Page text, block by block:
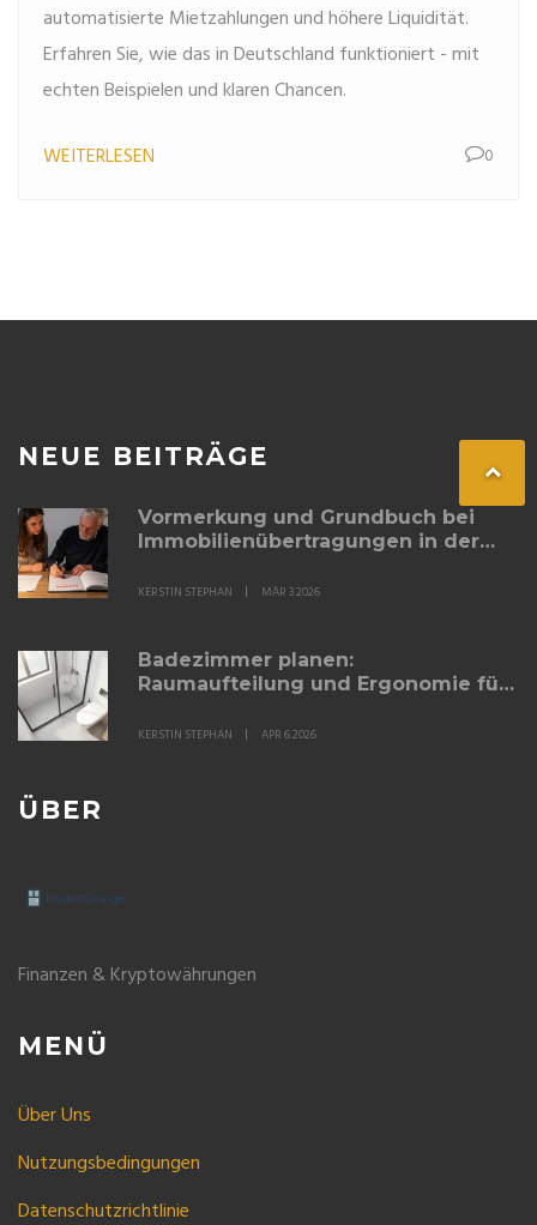
automatisierte Mietzahlungen und höhere Liquidität.
Erfahren Sie, wie das in Deutschland funktioniert - mit
echten Beispielen und klaren Chancen.
WEITERLESEN 0
NEUE BEITRÄGE
Vormerkung und Grundbuch bei
Immobilienübertragungen in der
richtig
KERSTIN STEPHAN MÄR 3 2026
Badezimmer planen:
Raumaufteilung und Ergonomie für
KERSTIN STEPHAN APR 6 2026
ÜBER
Finanzen & Kryptowährungen
MENÜ
Über Uns
Nutzungsbedingungen
Datenschutzrichtlinie